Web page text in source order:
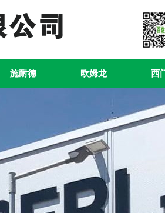
施耐德 欧姆龙 西